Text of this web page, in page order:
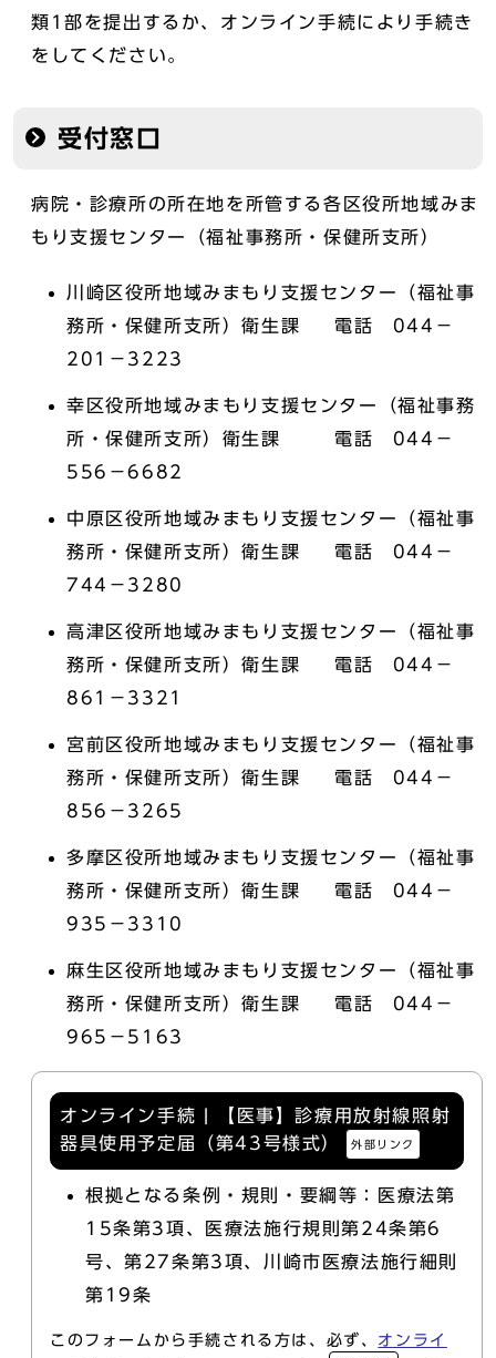
類1部を提出するか、オンライン手続により手続き
をしてください。
受付窓口
病院・診療所の所在地を所管する各区役所地域みま
もり支援センター（福祉事務所・保健所支所）
川崎区役所地域みまもり支援センター（福祉事
務所・保健所支所）衛生課 電話 044－
201－3223
幸区役所地域みまもり支援センター（福祉事務
所・保健所支所）衛生課 電話 044－
556－6682
中原区役所地域みまもり支援センター（福祉事
務所・保健所支所）衛生課 電話 044－
744－3280
高津区役所地域みまもり支援センター（福祉事
務所・保健所支所）衛生課 電話 044－
861－3321
宮前区役所地域みまもり支援センター（福祉事
務所・保健所支所）衛生課 電話 044－
856－3265
多摩区役所地域みまもり支援センター（福祉事
務所・保健所支所）衛生課 電話 044－
935－3310
麻生区役所地域みまもり支援センター（福祉事
務所・保健所支所）衛生課 電話 044－
965－5163
オンライン手続 | 【医事】診療用放射線照射
器具使用予定届（第43号様式）
外部リンク
根拠となる条例・規則・要綱等：医療法第
15条第3項、医療法施行規則第24条第6
号、第27条第3項、川崎市医療法施行細則
第19条
このフォームから手続される方は、必ず、 オンライ